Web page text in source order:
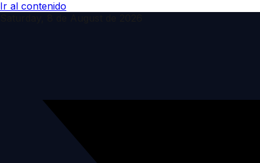
Ir al contenido